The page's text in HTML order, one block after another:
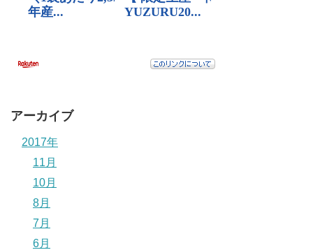
アーカイブ
2017年
11月
10月
8月
7月
6月